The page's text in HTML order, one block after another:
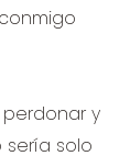
y
sería solo